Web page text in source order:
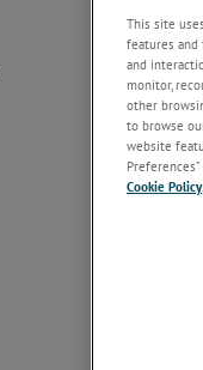
Wir
der
werden
This site
features and
and
monitor,
other
to browse
website
Cookie Policy